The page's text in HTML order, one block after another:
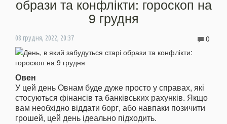
образи та конфлікти: гороскоп на
9 грудня
08 грудня, 2022, 20:37 0
Овен
У цей день Овнам буде дуже просто у справах, які
стосуються фінансів та банківських рахунків. Якщо
вам необхідно віддати борг, або навпаки позичити
грошей, цей день ідеально підходить.